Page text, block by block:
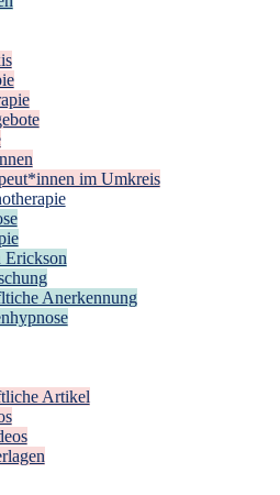
im Umkreis
Anerkennung
Artikel